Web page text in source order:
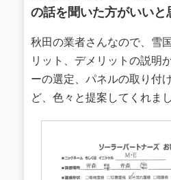
の話を聞いた方がいいと
秋田の業者さんなので、雪
リット、デメリットの説明
ーの選定、パネルの取り付
ど、色々と提案してくれまし